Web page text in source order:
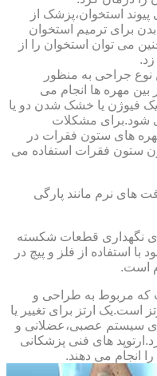
استخوان،پزشک از
برای ترمیم استخوان
می توان استخوان را از
نوع جراحی به منظور
مهره ها انجام می
فیوژن یا خشک شدن دو یا
شود.برای مشکلات
های ستون فقرات در
ستون فقرات استفاده می
های نرم مانند پارگی
نگهداری قطعات شکسته
استفاده از فلز و پیچ در
است.
که مربوط به طراحی و
ارتز برای تغییر یا
سیستم عصبی،عضلانی و
های فنی پزشکانی
انجام می دهند.